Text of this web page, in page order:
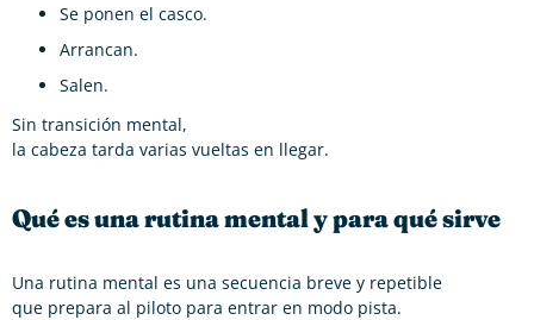
Se ponen el casco.
Arrancan.
Salen.
Sin transición mental,
la cabeza tarda varias vueltas en llegar.
Qué es una rutina mental y para qué sirve
Una rutina mental es una secuencia breve y repetible
que prepara al piloto para entrar en modo pista.